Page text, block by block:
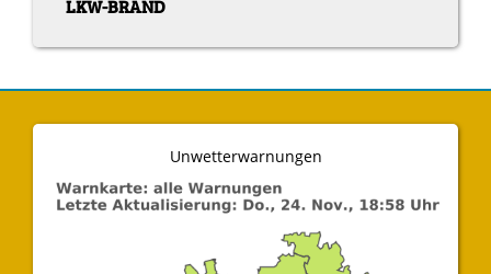
LKW-BRAND
Unwetterwarnungen